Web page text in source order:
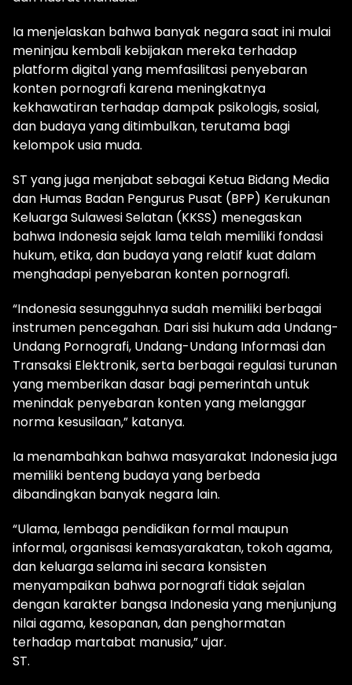
Ia menjelaskan bahwa banyak negara saat ini mulai
meninjau kembali kebijakan mereka terhadap
platform digital yang memfasilitasi penyebaran
konten pornografi karena meningkatnya
kekhawatiran terhadap dampak psikologis, sosial,
dan budaya yang ditimbulkan, terutama bagi
kelompok usia muda.
ST yang juga menjabat sebagai Ketua Bidang Media
dan Humas Badan Pengurus Pusat (BPP) Kerukunan
Keluarga Sulawesi Selatan (KKSS) menegaskan
bahwa Indonesia sejak lama telah memiliki fondasi
hukum, etika, dan budaya yang relatif kuat dalam
menghadapi penyebaran konten pornografi.
“Indonesia sesungguhnya sudah memiliki berbagai
instrumen pencegahan. Dari sisi hukum ada Undang-
Undang Pornografi, Undang-Undang Informasi dan
Transaksi Elektronik, serta berbagai regulasi turunan
yang memberikan dasar bagi pemerintah untuk
menindak penyebaran konten yang melanggar
norma kesusilaan,” katanya.
Ia menambahkan bahwa masyarakat Indonesia juga
memiliki benteng budaya yang berbeda
dibandingkan banyak negara lain.
“Ulama, lembaga pendidikan formal maupun
informal, organisasi kemasyarakatan, tokoh agama,
dan keluarga selama ini secara konsisten
menyampaikan bahwa pornografi tidak sejalan
dengan karakter bangsa Indonesia yang menjunjung
nilai agama, kesopanan, dan penghormatan
terhadap martabat manusia,” ujar.
ST.